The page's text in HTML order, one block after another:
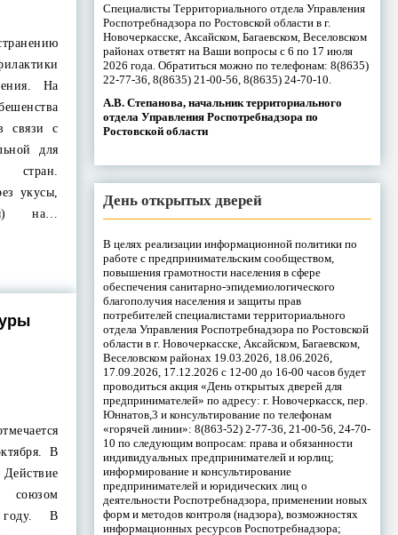
На
связи с
для
стран.
укусы,
на…
В
В
Специалисты Территориального отдела Управления
Роспотребнадзора по Ростовской области в г.
Новочеркасске, Аксайском, Багаевском, Веселовском
районах ответят на Ваши вопросы с 6 по 17 июля
2026 года. Обратиться можно по телефонам: 8(8635)
22-77-36, 8(8635) 21-00-56, 8(8635) 24-70-10.
А.В. Степанова, начальник территориального
отдела Управления Роспотребнадзора по
Ростовской области
День открытых дверей
В целях реализации информационной политики по
работе с предпринимательским сообществом,
повышения грамотности населения в сфере
обеспечения санитарно-эпидемиологического
благополучия населения и защиты прав
потребителей специалистами территориального
отдела Управления Роспотребнадзора по Ростовской
области в г. Новочеркасске, Аксайском, Багаевском,
Веселовском районах 19.03.2026, 18.06.2026,
17.09.2026, 17.12.2026 с 12-00 до 16-00 часов будет
проводиться акция «День открытых дверей для
предпринимателей» по адресу: г. Новочеркасск, пер.
Юннатов,3 и консультирование по телефонам
«горячей линии»: 8(863-52) 2-77-36, 21-00-56, 24-70-
10 по следующим вопросам: права и обязанности
индивидуальных предпринимателей и юрлиц;
информирование и консультирование
предпринимателей и юридических лиц о
деятельности Роспотребнадзора, применении новых
форм и методов контроля (надзора), возможностях
информационных ресурсов Роспотребнадзора;